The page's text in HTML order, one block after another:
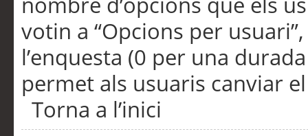
votin a “Opcions per
l’enquesta (0 per una
permet als usuaris canviar
Torna a l’inici